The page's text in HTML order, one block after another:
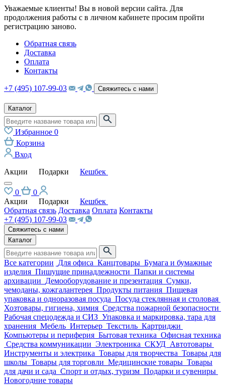
Уважаемые клиенты! Вы в новой версии сайта. Для
продолжения работы с в личном кабинете просим пройти
регистрацию заново.
Обратная связь
Доставка
Оплата
Контакты
+7 (495) 107-99-03 Свяжитесь с нами
Каталог
Избранное 0
Корзина
Вход
Акции
Подарки Кешбек
0
0
Акции
Подарки
Кешбек
Обратная связь Доставка Оплата Контакты
+7 (495) 107-99-03
Свяжитесь с нами
Каталог
Все категории Для офиса Канцтовары Бумага и бумажные
изделия Пишущие принадлежности Папки и системы
архивации Демооборудование и презентация Сумки,
чемоданы, кожгалантерея Продукты питания Пищевая
упаковка и одноразовая посуда Посуда стеклянная и столовая
Хозтовары, гигиена, химия Средства пожарной безопасности
Рабочая спецодежда и СИЗ Упаковка и маркировка, тара для
хранения Мебель Интерьер Текстиль Картриджи
Компьютеры и периферия Бытовая техника Офисная техника
Средства коммуникации Электроника СКУД Автотовары
Инструменты и электрика Товары для творчества Товары для
школы Товары для торговли Медицинские товары Товары
для дачи и сада Спорт и отдых, туризм Подарки и сувениры
Новогодние товары